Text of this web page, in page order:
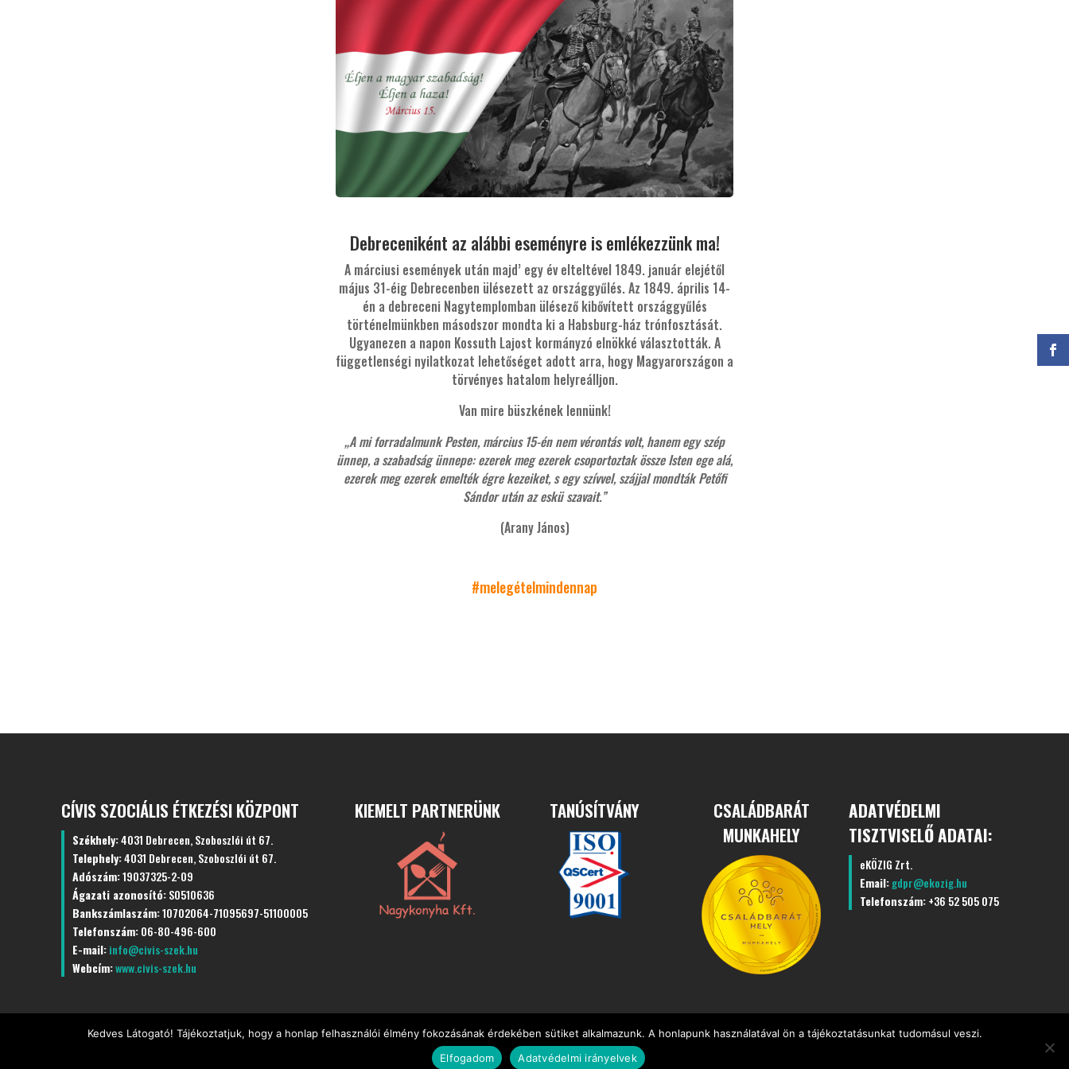
Debreceniként az alábbi eseményre is emlékezzünk ma!
A márciusi események után majd’ egy év elteltével 1849. január elejétől
május 31-éig Debrecenben ülésezett az országgyűlés. Az 1849. április 14-
én a debreceni Nagytemplomban ülésező kibővített országgyűlés
történelmünkben másodszor mondta ki a Habsburg-ház trónfosztását.
Ugyanezen a napon Kossuth Lajost kormányzó elnökké választották. A
függetlenségi nyilatkozat lehetőséget adott arra, hogy Magyarországon a
törvényes hatalom helyreálljon.
Van mire büszkének lennünk!
„A mi forradalmunk Pesten, március 15-én nem vérontás volt, hanem egy szép
ünnep, a szabadság ünnepe: ezerek meg ezerek csoportoztak össze Isten ege alá,
ezerek meg ezerek emelték égre kezeiket, s egy szívvel, szájjal mondták Petőfi
Sándor után az eskü szavait.”
(Arany János)
#melegételmindennap
CÍVIS SZOCIÁLIS ÉTKEZÉSI KÖZPONT
Székhely:4031 Debrecen, Szoboszlói út 67.
Telephely:4031 Debrecen, Szoboszlói út 67.
Adószám:19037325-2-09
Ágazati azonosító:S0510636
Bankszámlaszám:10702064-71095697-51100005
Telefonszám:06-80-496-600
E-mail:info@civis-szek.hu
Webcím:www.civis-szek.hu
KIEMELT PARTNERÜNK TANÚSÍTVÁNY
CSALÁDBARÁT
MUNKAHELY
ADATVÉDELMI
TISZTVISELŐ ADATAI:
eKÖZIG Zrt.
Email:gdpr@ekozig.hu
Telefonszám:+36 52 505 075
Kedves Látogató! Tájékoztatjuk, hogy a honlap felhasználói élmény fokozásának érdekében sütiket alkalmazunk. A honlapunk használatával ön a tájékoztatásunkat tudomásul veszi.
Elfogadom
Adatvédelmi irányelvek